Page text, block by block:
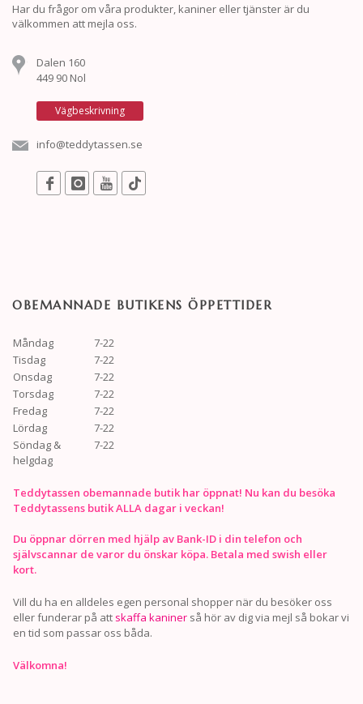
Har du frågor om våra produkter, kaniner eller tjänster är du
välkommen att mejla oss.
Dalen 160
449 90 Nol
Vägbeskrivning
info@teddytassen.se
OBEMANNADE BUTIKENS ÖPPETTIDER
Måndag
7-22
Tisdag
7-22
Onsdag
7-22
Torsdag
7-22
Fredag
7-22
Lördag
7-22
Söndag &
helgdag
7-22
Teddytassen obemannade butik har öppnat! Nu kan du besöka
Teddytassens butik ALLA dagar i veckan!
Du öppnar dörren med hjälp av Bank-ID i din telefon och
självscannar de varor du önskar köpa. Betala med swish eller
kort.
Vill du ha en alldeles egen personal shopper när du besöker oss
eller funderar på att skaffa kaniner så hör av dig via mejl så bokar vi
en tid som passar oss båda.
Välkomna!